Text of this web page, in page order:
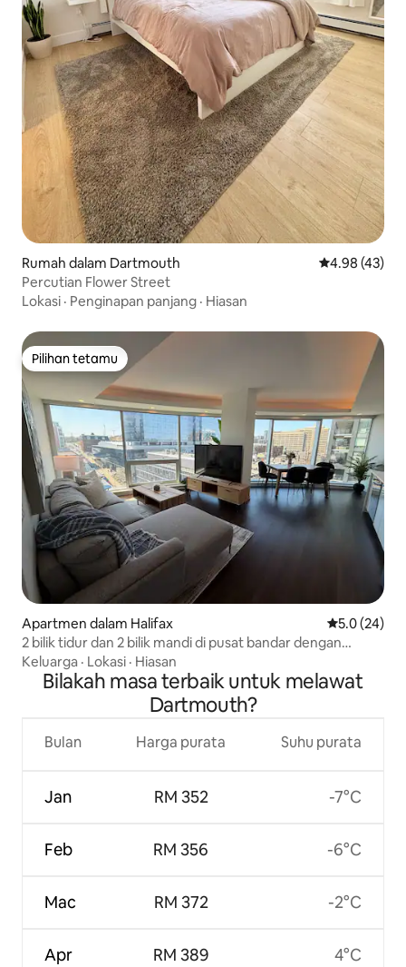
Rumah dalam Dartmouth Penarafan
4.98 (43)
Percutian Flower Street
Lokasi · Penginapan panjang · Hiasan
Pilihan tetamu
Pilihan tetamu
Apartmen dalam Halifax Penarafan
5.0 (24)
2 bilik tidur dan 2 bilik mandi di pusat bandar dengan
pemandangan panorama ci
Keluarga · Lokasi · Hiasan
Bilakah masa terbaik untuk melawat
Dartmouth?
Bulan
Jan
Feb
Mac
Apr
Harga purata
RM 352
RM 356
RM 372
RM 389
Suhu purata
-7°C
-6°C
-2°C
4°C